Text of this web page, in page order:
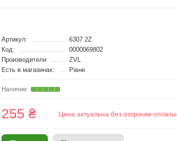
Артикул:
6307 2Z
Код:
0000069802
Производители
ZVL
Есть в магазинах:
Рівне
255 ₴ Цена актуальна без отсрочки оплаты